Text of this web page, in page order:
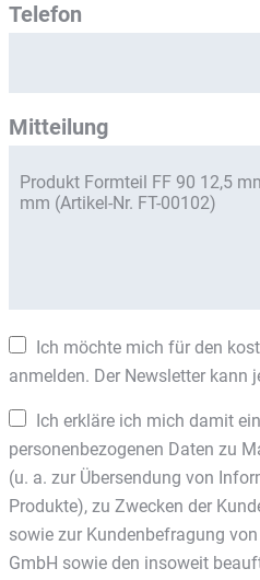
Telefon
Mitteilung
Ich möchte mich für den
anmelden. Der Newsletter kann
Ich erkläre ich mich damit
personenbezogenen Daten zu
(u. a. zur Übersendung von
Produkte), zu Zwecken der
sowie zur Kundenbefragung
GmbH sowie den insoweit